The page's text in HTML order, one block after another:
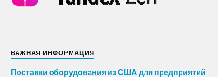
ВАЖНАЯ ИНФОРМАЦИЯ
Поставки оборудования из США для предприятий